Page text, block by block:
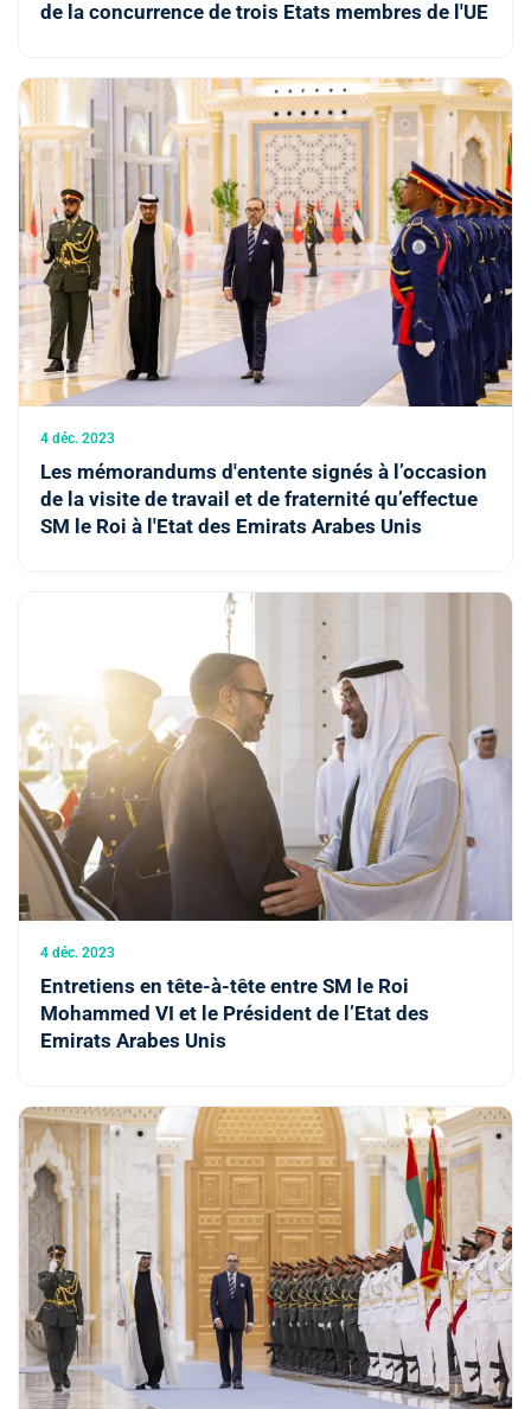
de la concurrence de trois Etats membres de l'UE
4 déc. 2023
Les mémorandums d'entente signés à l’occasion
de la visite de travail et de fraternité qu’effectue
SM le Roi à l'Etat des Emirats Arabes Unis
4 déc. 2023
Entretiens en tête-à-tête entre SM le Roi
Mohammed VI et le Président de l’Etat des
Emirats Arabes Unis